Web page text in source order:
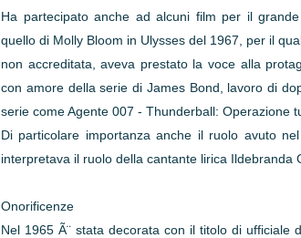
Ha partecipato anche ad alcuni film per il
quello di Molly Bloom in Ulysses del 1967, per il
non accreditata, aveva prestato la voce alla
con amore della serie di James Bond, lavoro di
serie come Agente 007 - Thunderball: Operazione
Di particolare importanza anche il ruolo avuto
interpretava il ruolo della cantante lirica Ildebranda
Onorificenze
Nel 1965 Ã¨ stata decorata con il titolo di ufficiale